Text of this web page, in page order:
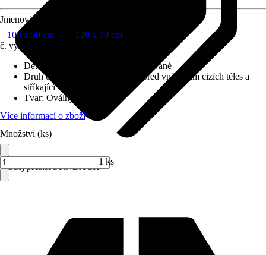
Prodej přes:HORNBACH
Jmenovitý rozměr v cm
100 x 50 cm
120 x 70 cm
č. výrobku
Detaily výrobku
Osvětlení integrované
Druh ochrany
IP 44 (chráněno před vniknutím cizích těles a
stříkající vody)
Tvar: Oválný
Více informací o zboží
Množství (ks)
1 ks